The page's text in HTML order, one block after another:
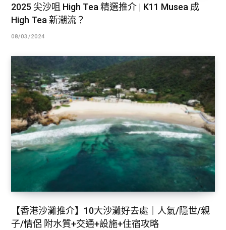
2025 尖沙咀 High Tea 精選推介 | K11 Musea 成
High Tea 新潮流？
08/03/2024
【香港沙灘推介】10大沙灘好去處｜人氣/隱世/親
子/情侶 附水質+交通+設施+住宿攻略